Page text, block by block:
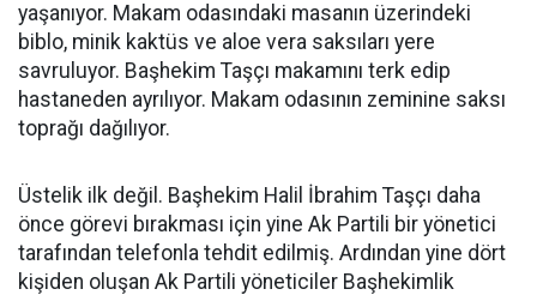
yaşanıyor. Makam odasındaki masanın üzerindeki
biblo, minik kaktüs ve aloe vera saksıları yere
savruluyor. Başhekim Taşçı makamını terk edip
hastaneden ayrılıyor. Makam odasının zeminine saksı
toprağı dağılıyor.
Üstelik ilk değil. Başhekim Halil İbrahim Taşçı daha
önce görevi bırakması için yine Ak Partili bir yönetici
tarafından telefonla tehdit edilmiş. Ardından yine dört
kişiden oluşan Ak Partili yöneticiler Başhekimlik